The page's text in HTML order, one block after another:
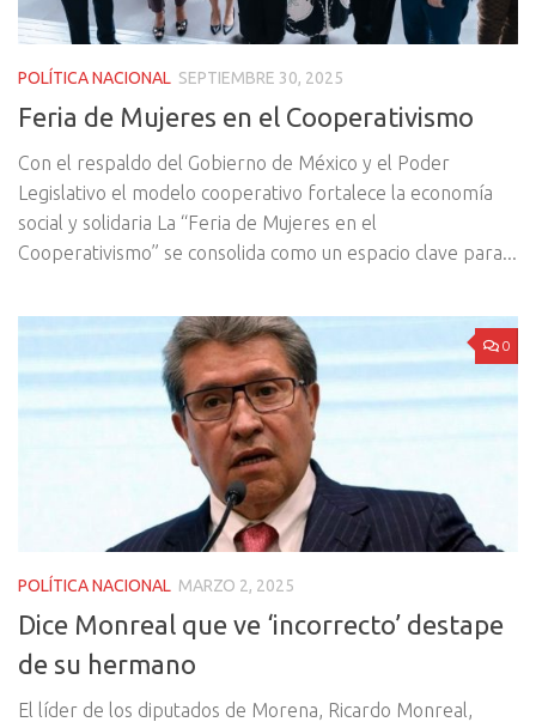
POLÍTICA NACIONAL SEPTIEMBRE 30, 2025
Feria de Mujeres en el Cooperativismo
Con el respaldo del Gobierno de México y el Poder
Legislativo el modelo cooperativo fortalece la economía
social y solidaria La “Feria de Mujeres en el
Cooperativismo” se consolida como un espacio clave para...
0
POLÍTICA NACIONAL MARZO 2, 2025
Dice Monreal que ve ‘incorrecto’ destape
de su hermano
El líder de los diputados de Morena, Ricardo Monreal,